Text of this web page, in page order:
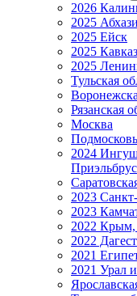
2026
2025
2025 Ейск
2025
2025
Тульская
Рязанская
Москва
2024
2023
2023
2022 Крым,
2022
2021
2021 Урал